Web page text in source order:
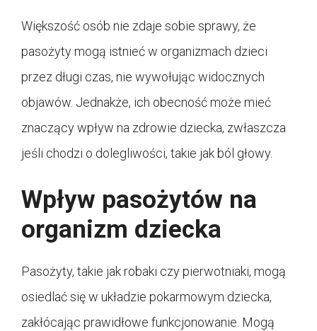
Większość osób nie zdaje sobie sprawy, że
pasożyty mogą istnieć w organizmach dzieci
przez długi czas, nie wywołując widocznych
objawów. Jednakże, ich obecność może mieć
znaczący wpływ na zdrowie dziecka, zwłaszcza
jeśli chodzi o dolegliwości, takie jak ból głowy.
Wpływ pasożytów na
organizm dziecka
Pasożyty, takie jak robaki czy pierwotniaki, mogą
osiedlać się w układzie pokarmowym dziecka,
zakłócając prawidłowe funkcjonowanie. Mogą